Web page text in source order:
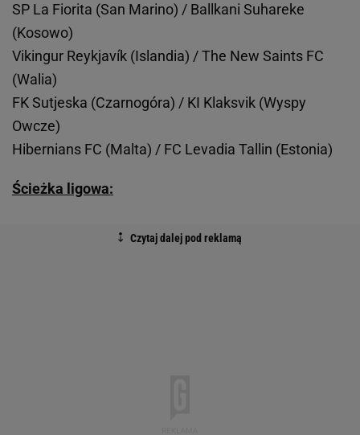
SP La Fiorita (San Marino) / Ballkani Suhareke
(Kosowo)
Vikingur Reykjavík (Islandia) / The New Saints FC
(Walia)
FK Sutjeska (Czarnogóra) / KI Klaksvik (Wyspy
Owcze)
Hibernians FC (Malta) / FC Levadia Tallin (Estonia)
Ścieżka ligowa: